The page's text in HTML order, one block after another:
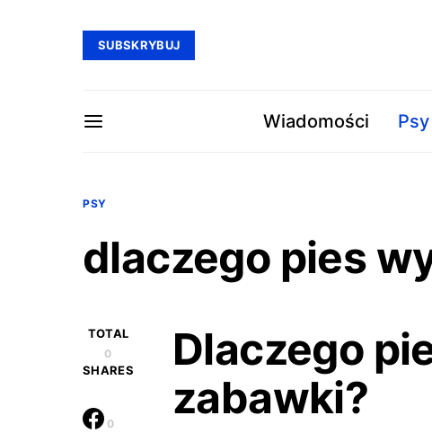
SUBSKRYBUJ
Wiadomości Psy
PSY
dlaczego pies
TOTAL
0
SHARES
0
Dlaczego
zabawki?